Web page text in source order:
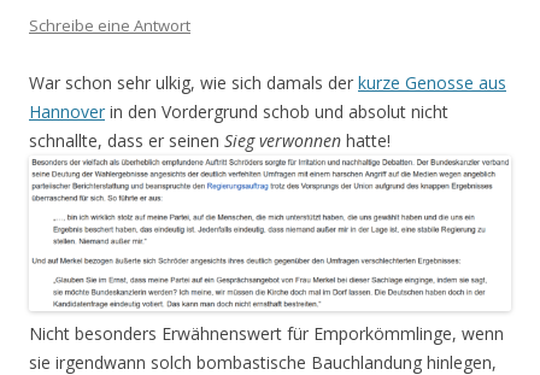
Schreibe eine Antwort
War schon sehr ulkig, wie sich damals der kurze Genosse aus
Hannover in den Vordergrund schob und absolut nicht
schnallte, dass er seinen Sieg verwonnen hatte!
Nicht besonders Erwähnenswert für Emporkömmlinge, wenn
sie irgendwann solch bombastische Bauchlandung hinlegen,